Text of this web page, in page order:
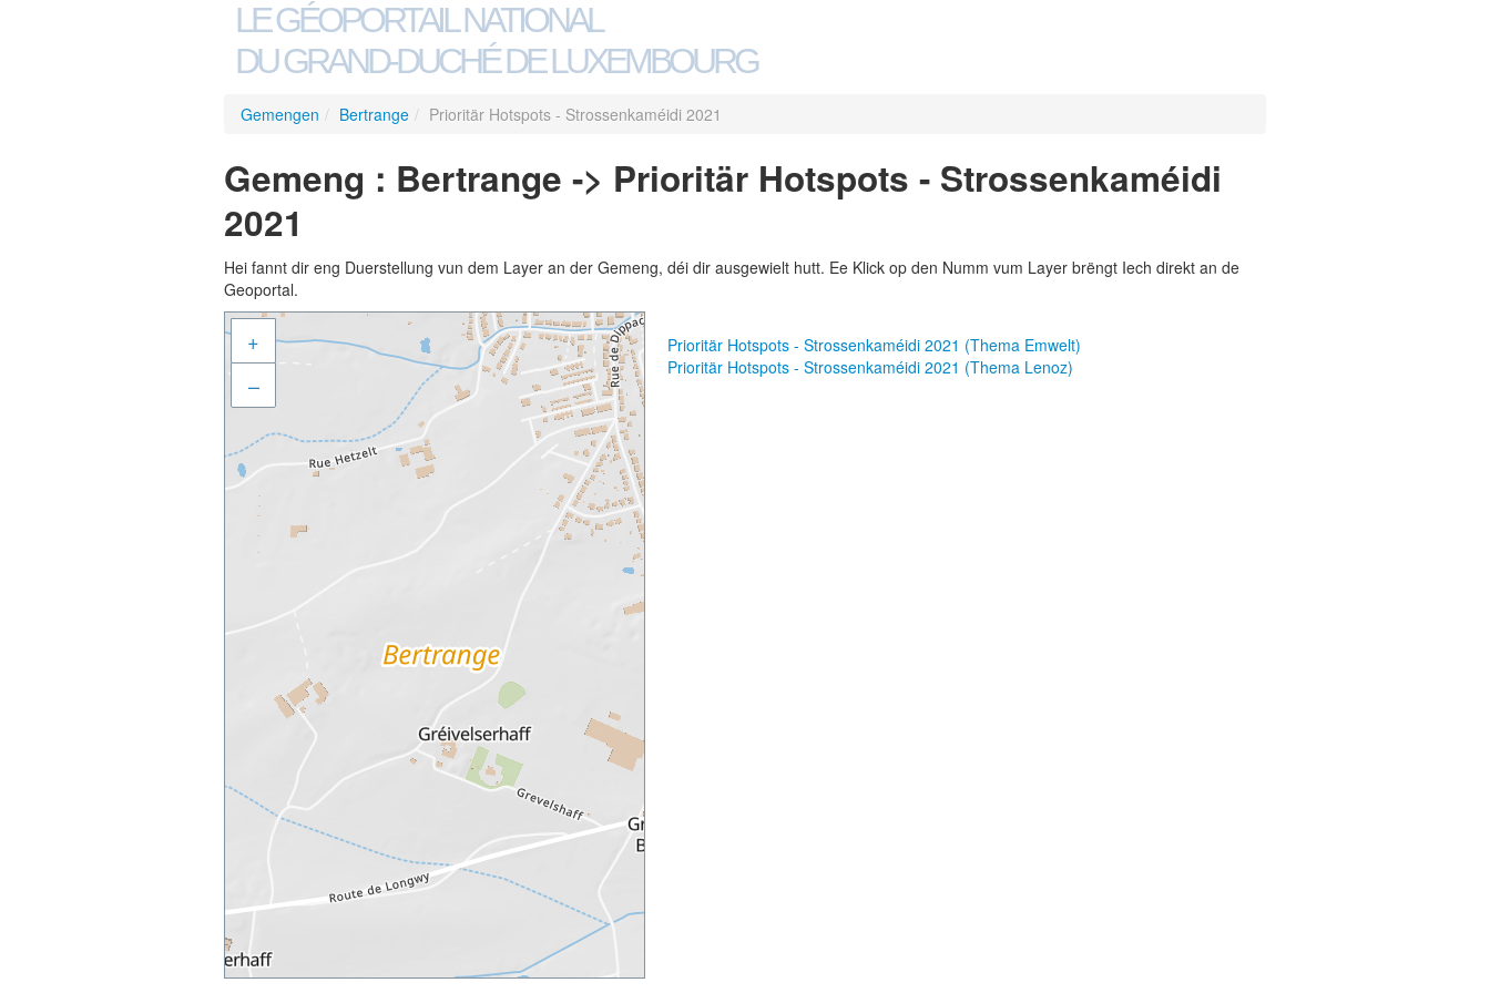
LE GÉOPORTAIL NATIONAL
DU GRAND-DUCHÉ DE LUXEMBOURG
Gemengen / Bertrange / Prioritär Hotspots - Strossenkaméidi 2021
Gemeng : Bertrange -> Prioritär Hotspots - Strossenkaméidi
2021
Hei fannt dir eng Duerstellung vun dem Layer an der Gemeng, déi dir ausgewielt hutt. Ee Klick op den Numm vum Layer brëngt Iech direkt an de
Geoportal.
+
–
Prioritär Hotspots - Strossenkaméidi 2021 (Thema Emwelt)
Prioritär Hotspots - Strossenkaméidi 2021 (Thema Lenoz)